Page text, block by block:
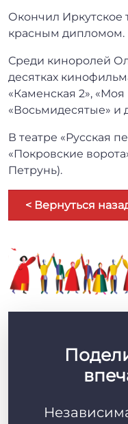
Окончил Иркутское
красным дипломом.
Среди киноролей
десятках
«Каменская 2»,
«Восьмидесятые» и
В театре «Русская
«Покровские
Петрунь).
< Вернуться